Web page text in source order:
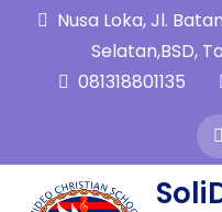
Nusa Loka, Jl.
Selatan,BSD,
081318801135